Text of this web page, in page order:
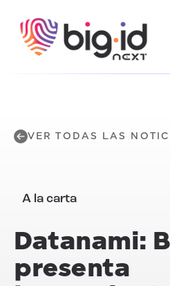
VER TODAS LAS
A la carta
Datanami:
presenta